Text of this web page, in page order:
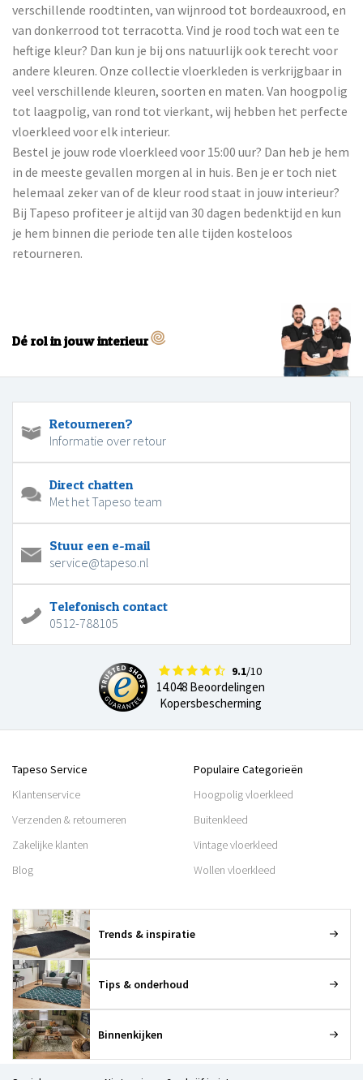
verschillende roodtinten, van wijnrood tot bordeauxrood, en
van donkerrood tot terracotta. Vind je rood toch wat een te
heftige kleur? Dan kun je bij ons natuurlijk ook terecht voor
andere kleuren. Onze collectie vloerkleden is verkrijgbaar in
veel verschillende kleuren, soorten en maten. Van hoogpolig
tot laagpolig, van rond tot vierkant, wij hebben het perfecte
vloerkleed voor elk interieur.
Bestel je jouw rode vloerkleed voor 15:00 uur? Dan heb je hem
in de meeste gevallen morgen al in huis. Ben je er toch niet
helemaal zeker van of de kleur rood staat in jouw interieur?
Bij Tapeso profiteer je altijd van 30 dagen bedenktijd en kun
je hem binnen die periode ten alle tijden kosteloos
retourneren.
Dé rol in jouw interieur
Retourneren?
Informatie over retour
Direct chatten
Met het Tapeso team
Stuur een e-mail
service@tapeso.nl
Telefonisch contact
0512-788105
9.1/10
14.048 Beoordelingen
Kopersbescherming
Tapeso Service
Klantenservice
Verzenden & retourneren
Zakelijke klanten
Blog
Populaire Categorieën
Hoogpolig vloerkleed
Buitenkleed
Vintage vloerkleed
Wollen vloerkleed
Trends & inspiratie
Tips & onderhoud
Binnenkijken